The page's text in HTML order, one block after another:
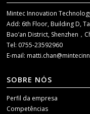
Mintec Innovation
Add: 6th Floor, Building D,
Bao’an District, Shenzhen，
Tel: 0755-23592960
E-mail:
SOBRE NÓS
Perfil da empresa
Competências